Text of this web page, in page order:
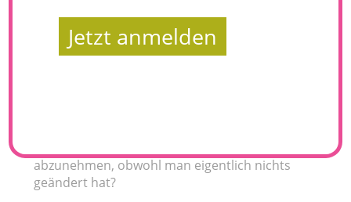
abzunehmen, obwohl man eigentlich nichts
geändert hat?
Jetzt anmelden